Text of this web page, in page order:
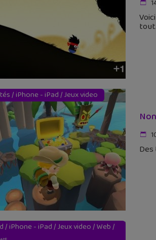
/iPhone - iPad/Jeux video
/iPhone - iPad/Jeux video/Web/